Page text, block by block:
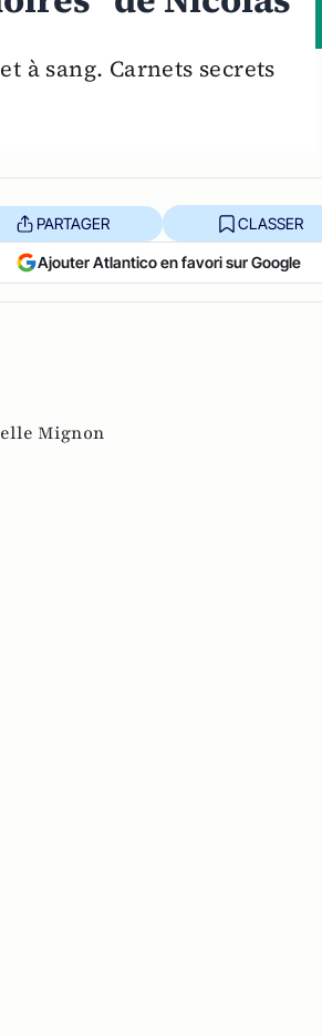
à sang. Carnets secrets
PARTAGER CLASSER
Ajouter Atlantico en favori sur Google
Mignon